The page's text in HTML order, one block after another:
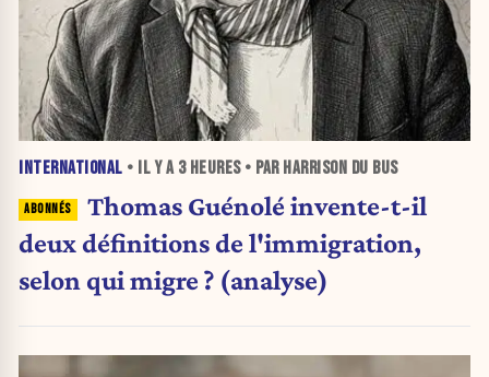
INTERNATIONAL • IL Y A 3 HEURES• PAR HARRISON DU BUS
Thomas Guénolé invente-t-il
deux définitions de l'immigration,
selon qui migre ? (analyse)